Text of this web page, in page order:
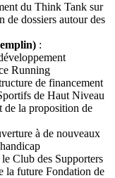
du Think Tank sur
de dossiers autour des
:
Running
de financement
de Haut Niveau
de la proposition de
à de nouveaux
Club des Supporters
la future Fondation de